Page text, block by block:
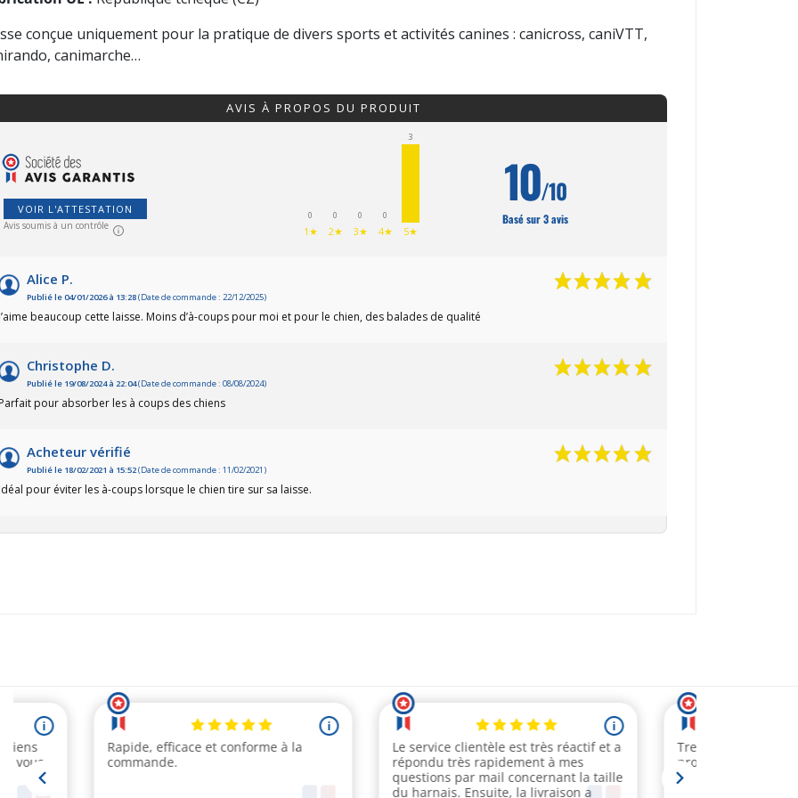
conçue uniquement pour la pratique de divers sports et activités canines : canicross, caniVTT,
canimarche…
AVIS À PROPOS DU PRODUIT
VOIR L'ATTESTATION
Avis soumis à un contrôle
0
1★
0
2★
0
3★
0
4★
3
5★
10/10
Basé sur 3 avis
Alice P.
Publié le 04/01/2026 à 13:28(Date de commande : 22/12/2025)
beaucoup cette laisse. Moins d’à-coups pour moi et pour le chien, des balades de qualité
Christophe D.
Publié le 19/08/2024 à 22:04(Date de commande : 08/08/2024)
Parfait pour absorber les à coups des chiens
Acheteur vérifié
Publié le 18/02/2021 à 15:52(Date de commande : 11/02/2021)
Idéal pour éviter les à-coups lorsque le chien tire sur sa laisse.